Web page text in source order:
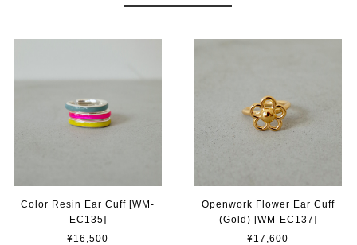
Color Resin Ear Cuff [WM-
EC135]
¥16,500
Openwork Flower Ear Cuff
(Gold) [WM-EC137]
¥17,600